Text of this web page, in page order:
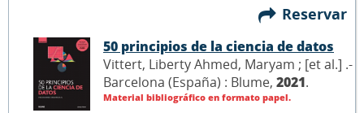
Reservar
50 principios de la ciencia de datos
Vittert, Liberty Ahmed, Maryam ; [et al.] .-
Barcelona (España) : Blume, 2021.
Material bibliográfico en formato papel.